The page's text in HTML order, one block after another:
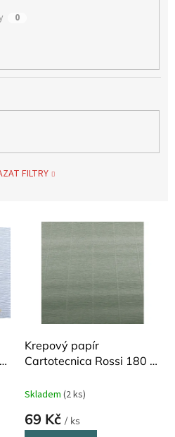
0
FILTRY
Krepový papír
Cartotecnica Rossi 180 g
Skladem (2 ks)
69 Kč / ks